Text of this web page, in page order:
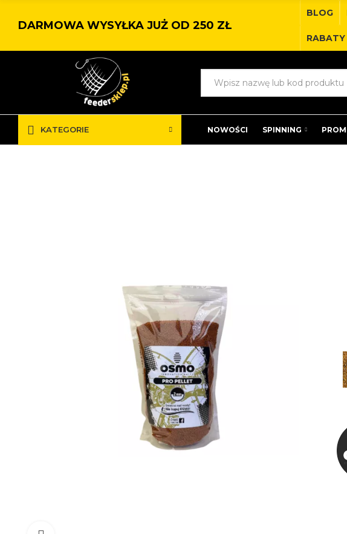
DARMOWA WYSYŁKA JUŻ OD 250 ZŁ
BLOG
RABATY
KATEGORIE NOWOŚCI SPINNING